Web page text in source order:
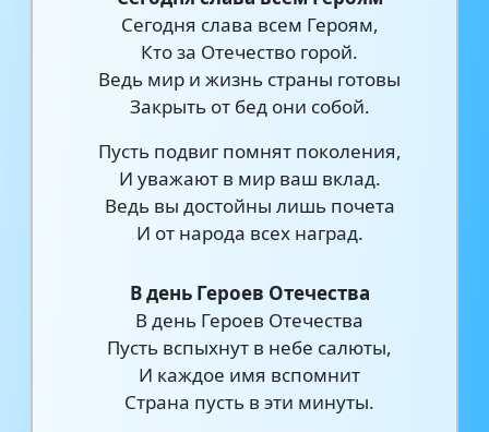
Сегодня слава всем Героям,
Кто за Отечество горой.
Ведь мир и жизнь страны готовы
Закрыть от бед они собой.
Пусть подвиг помнят поколения,
И уважают в мир ваш вклад.
Ведь вы достойны лишь почета
И от народа всех наград.
В день Героев Отечества
В день Героев Отечества
Пусть вспыхнут в небе салюты,
И каждое имя вспомнит
Страна пусть в эти минуты.